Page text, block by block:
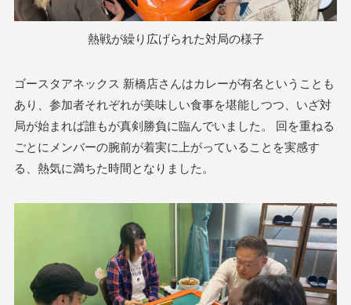
熱戦が繰り広げられた対局の様子
ゴースタアネックス 新橋店さんはカレーが有名ということも
あり、参加者それぞれが美味しい食事を堪能しつつ、いざ対
局が始まれば誰もが真剣勝負に臨んでいました。 回を重ねる
ごとにメンバーの腕前が着実に上がっていることを実感す
る、熱気に満ちた時間となりました。